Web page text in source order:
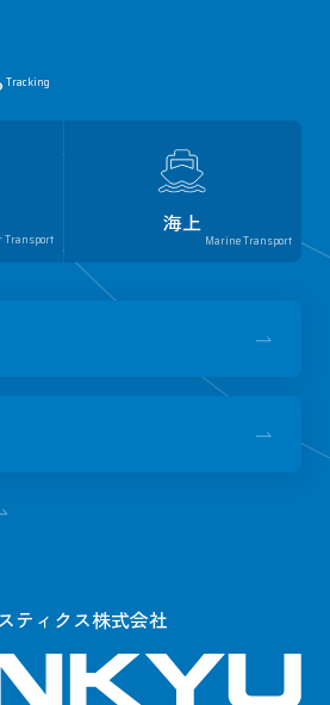
Tracking
Transport
海上
Marine Transport
ティクス株式会社